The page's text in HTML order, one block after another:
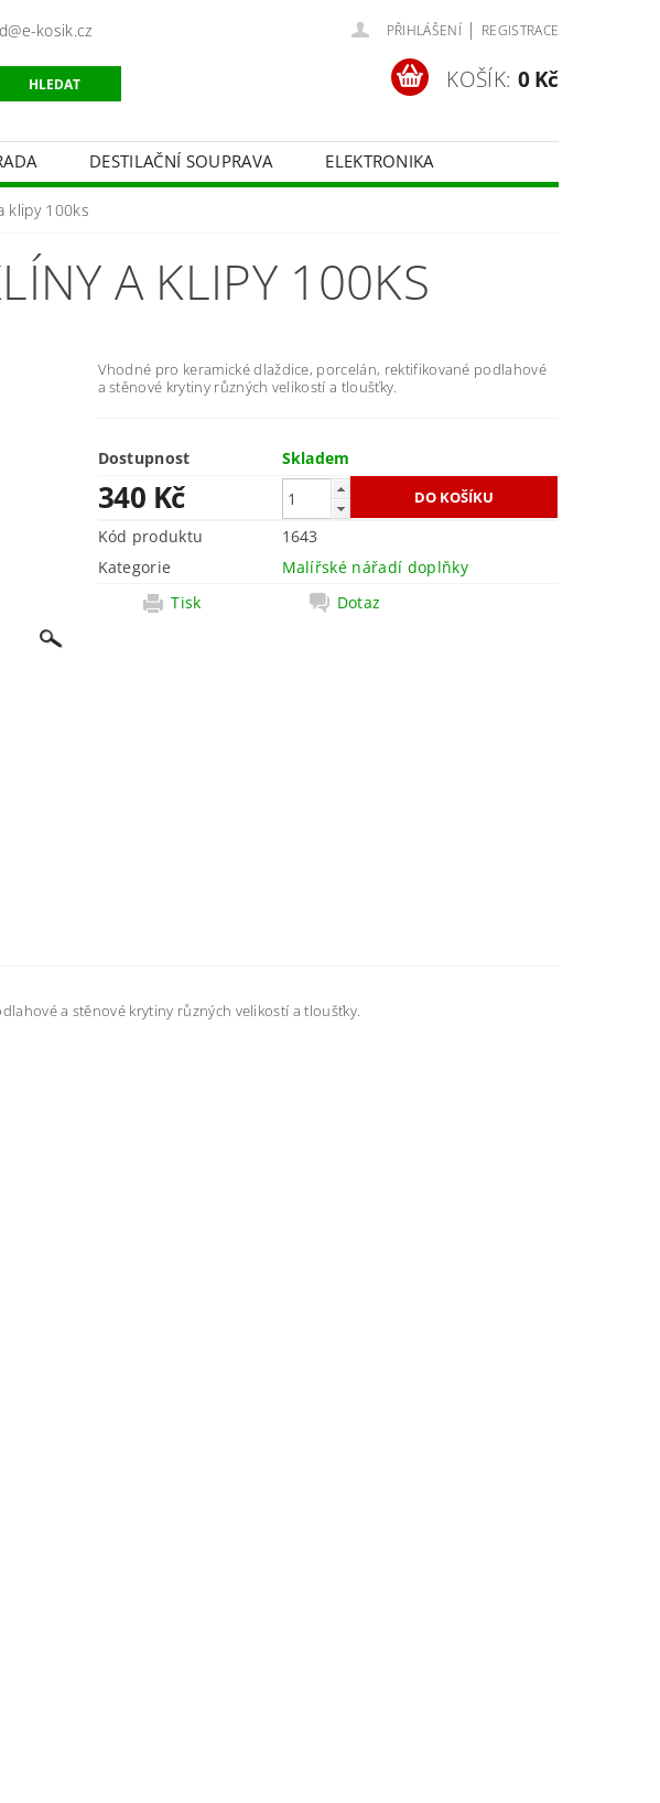
kosik.cz PŘIHLÁŠENÍ | REGISTRACE
KOŠÍK: 0 Kč
DESTILAČNÍ SOUPRAVA
ELEKTRONIKA
STUDIOVÁ FOTOTECHNIKA
klipy 100ks
A KLIPY 100KS
Vhodné pro keramické dlaždice, porcelán, rektifikované podlahové
a stěnové krytiny různých velikostí a tloušťky.
Dostupnost Skladem
340 Kč
Kód produktu
1643
Kategorie
Malířské nářadí doplňky
Tisk
Dotaz
a stěnové krytiny různých velikostí a tloušťky.